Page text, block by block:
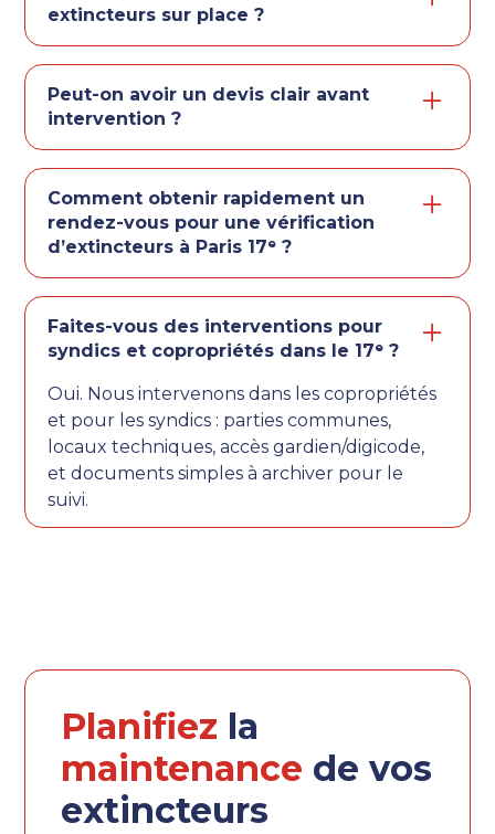
emplacement, etc.) et on propose une
remplacement. Toute intervention
complémentaire se fait uniquement après
votre accord.
extincteurs sur place ?
on réalise la vérification, on documente les
points à corriger et on vous laisse une
Peut-on avoir un devis clair avant
intervention ?
intervention, options éventuelles). Vous
savez ce qui est inclus avant de planifier un
créneau.
Comment obtenir rapidement un
rendez-vous pour une vérification
d’extincteurs à Paris 17ᵉ ?
l’adresse, le type de site et le nombre
approximatif d’extincteurs. On vous répond
arrondissement de Paris.
Faites-vous des interventions pour
syndics et copropriétés dans le 17ᵉ ?
Oui. Nous intervenons dans les copropriétés
et pour les syndics : parties communes,
locaux techniques, accès gardien/digicode,
et documents simples à archiver pour le
suivi.
Planifiez la
maintenance de vos
extincteurs